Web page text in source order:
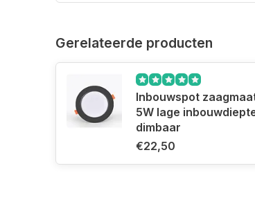
Gerelateerde producten
Inbouwspot
5W lage
dimbaar
€22,50